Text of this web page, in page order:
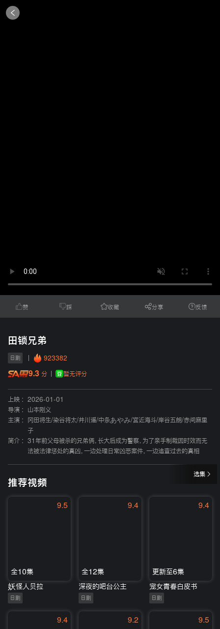
赞 踩 收藏 分享 反馈
田锁兄弟
日剧 923382
9.3 分 暂无评分
上映 :
2026-01-01
导演 :
山本刚义
主演 :
冈田将生/染谷将太/井川遥/中条あやみ/宫近海斗/岸谷五朗/赤间麻里
子
简介 :
31年前父母被杀的兄弟俩，长大后成为警察，为了亲手制裁因时效而无
法被法律惩处的真凶，一边处理日常凶恶案件，一边追查过去的真相
选集
推荐视频
9.5
全10集
妖怪人贝拉
日剧
9.4
全12集
深夜的吧台公主
日剧
9.4
更新至6集
宠女青春白皮书
日剧
9.4 9.2 9.5